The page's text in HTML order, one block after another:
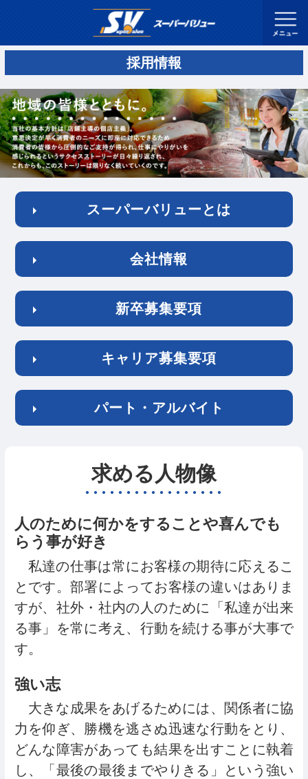
採用情報
スーパーバリューとは
会社情報
新卒募集要項
キャリア募集要項
パート・アルバイト
求める人物像
人のために何かをすることや喜んでも
らう事が好き
私達の仕事は常にお客様の期待に応えるこ
とです。部署によってお客様の違いはありま
すが、社外・社内の人のために「私達が出来
る事」を常に考え、行動を続ける事が大事で
す。
強い志
大きな成果をあげるためには、関係者に協
力を仰ぎ、勝機を逃さぬ迅速な行動をとり、
どんな障害があっても結果を出すことに執着
し、「最後の最後までやりきる」という強い